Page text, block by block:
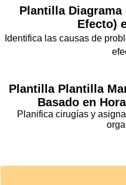
Plantilla Diagrama
Efecto)
Identifica las causas de
Plantilla Plantilla
Basado en
Planifica cirugías y